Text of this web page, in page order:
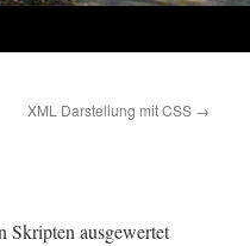
XML Darstellung mit CSS →
Skripten ausgewertet